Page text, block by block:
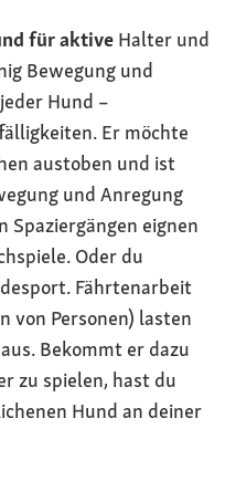
für aktive Halter und
Bewegung und
Hund –
Er möchte
austoben und ist
und Anregung
Spaziergängen eignen
Oder du
Fährtenarbeit
von Personen) lasten
Bekommt er dazu
zu spielen, hast du
Hund an deiner